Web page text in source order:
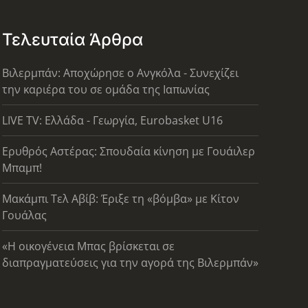
Τελευταία Άρθρα
Βιλερμπάν: Αποχώρησε ο Ανγκόλα - Συνεχίζει
την καριέρα του σε ομάδα της Ιαπωνίας
LIVE TV: Ελλάδα - Γεωργία, Eurobasket U16
Ερυθρός Αστέρας: Σπουδαία κίνηση με Γουάιλερ
Μπαμπ!
Μακάμπι Τελ Αβίβ: Έριξε τη «βόμβα» με Κίτον
Γουάλας
«Η οικογένεια Μπας βρίσκεται σε
διαπραγματεύσεις για την αγορά της Βιλερμπάν»